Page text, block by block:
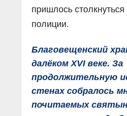
пришлось
полиции.
Благовещенский
далёком XVI веке. За
продолжительную
стенах собралось
почитаемых